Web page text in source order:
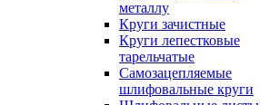
металлу
Круги зачистные
Круги лепестковые
тарельчатые
Самозацепляемые
шлифовальные круги